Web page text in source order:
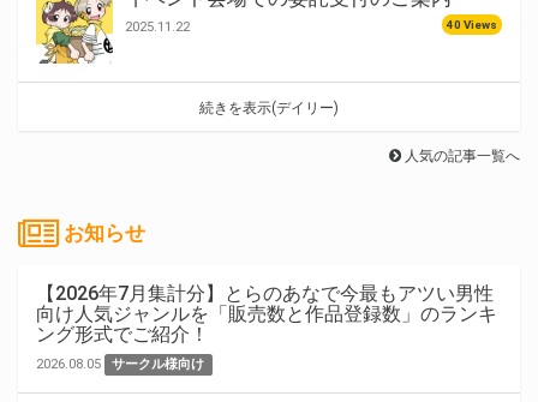
2025.11.22 40 Views
続きを表示(デイリー)
人気の記事一覧へ
お知らせ
【2026年7月集計分】とらのあなで今最もアツい男性
向け人気ジャンルを「販売数と作品登録数」のランキ
ング形式でご紹介！
2026.08.05 サークル様向け